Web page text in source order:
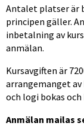
Antalet platser är
principen gäller.
inbetalning av
anmälan.
Kursavgiften är
arrangemanget
och logi bokas
Anmälan mailas